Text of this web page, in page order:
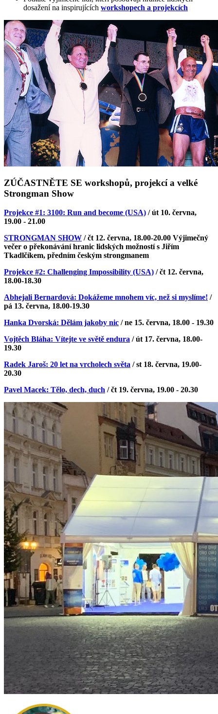
dosažení na inspirujících workshopech a projekcích
ZÚČASTNĚTE SE workshopů, projekcí a velké
Strongman Show
Projekce #1: 3100: Run and become (USA) / út 10. června,
19.00 - 21.00
STRONGMAN SHOW / čt 12. června, 18.00-20.00 Výjimečný
večer o překonávání hranic lidských možností s Jiřím
Tkadlčíkem, předním českým strongmanem
Projekce #2: Challenging Impossibility (USA) / čt 12. června,
18.00-18.30
Abhejali Bernardová: Dokážeme mnohem víc, než si myslíme! /
pá 13. června, 18.00-19.30
Hanka Dvorská: Dělám jakoby nic / ne 15. června, 18.00 - 19.30
Vojtěch Bláha: Vítejte ve světě endura / út 17. června, 18.00-
19.30
Radek Jaroš: 20 let na vrcholech světa / st 18. června, 19.00-
20.30
Pavel Macek: Tělo, dech, duch / čt 19. června, 19.00 - 20.30